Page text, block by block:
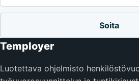
Soita
Temployer
Luotettava ohjelmisto